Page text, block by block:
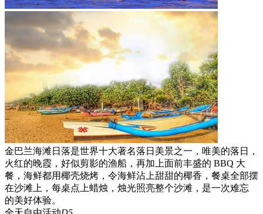
金巴兰海滩日落是世界十大著名落日美景之一，唯美的落日，
火红的晚霞，好似剪影的渔船，再加上面前丰盛的 BBQ 大
餐，海鲜都用椰壳烧烤，令海鲜沾上甜甜的椰香，餐桌全部摆
在沙滩上，每桌点上蜡烛，烛光照亮整个沙滩，是一次难忘
的美好体验。